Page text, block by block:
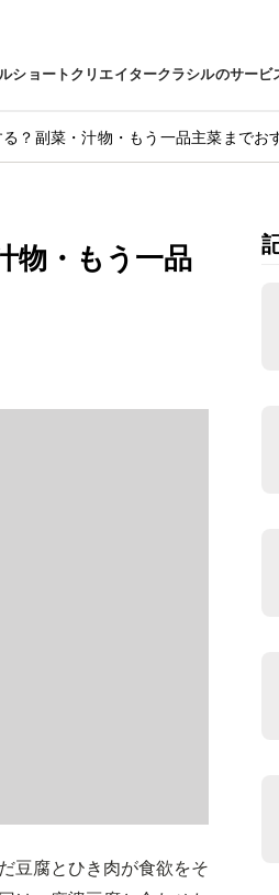
ショートクリエイタークラシルのサービ
る？副菜・汁物・もう一品主菜までお
物・もう一品
豆腐とひき肉が食欲をそ